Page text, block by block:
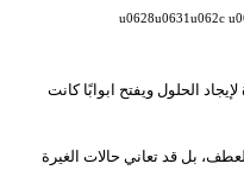
u0628u0631u062c
الحلول ويفتح ابوابًا كانت
بل قد تعاني حالات الغيرة